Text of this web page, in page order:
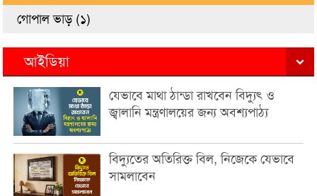
গোপাল ভাড় (১)
আইডিয়া
যেভাবে মাথা ঠান্ডা রাখবেন বিদ্যুৎ ও
জ্বালানি মন্ত্রণালয়ের জন্য অবশ্যপাঠ্য
বিদ্যুতের অতিরিক্ত বিল, নিজেকে যেভাবে
সামলাবেন